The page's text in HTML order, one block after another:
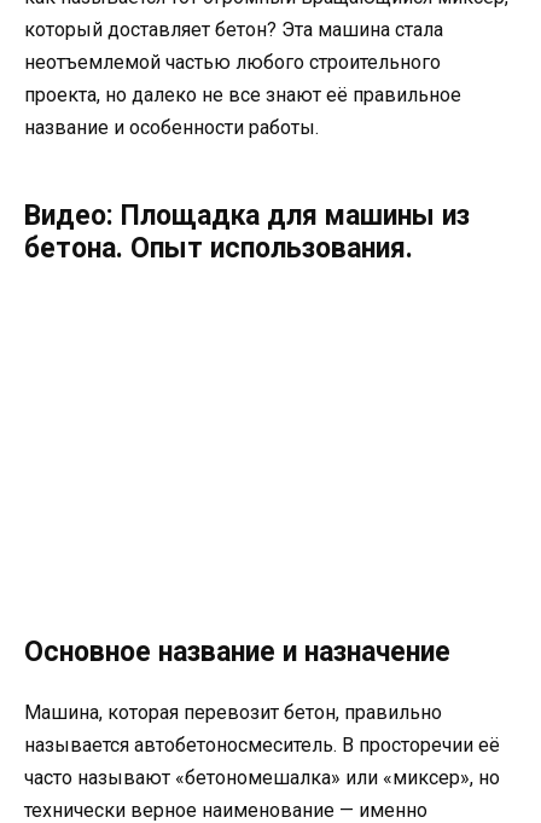
который доставляет бетон? Эта машина стала
неотъемлемой частью любого строительного
проекта, но далеко не все знают её правильное
название и особенности работы.
Видео: Площадка для машины из
бетона. Опыт использования.
Основное название и назначение
Машина, которая перевозит бетон, правильно
называется автобетоносмеситель. В просторечии её
часто называют «бетономешалка» или «миксер», но
технически верное наименование — именно